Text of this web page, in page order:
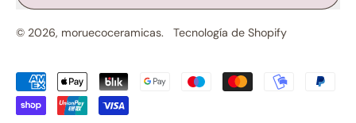
© 2026, moruecoceramicas. Tecnología de Shopify
Pagos
aceptados